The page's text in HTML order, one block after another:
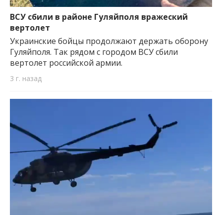
важную информацию о событиях
города Запорожья и области.
ВСУ сбили в районе Гуляйполя вражеский
вертолет
Украинские бойцы продолжают держать оборону
Гуляйполя. Так рядом с городом ВСУ сбили
вертолет российской армии.
3 г. назад